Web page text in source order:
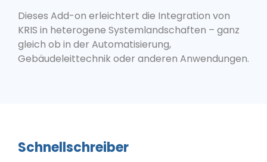
Dieses Add-on erleichtert die Integration von
KRIS in heterogene Systemlandschaften – ganz
gleich ob in der Automatisierung,
Gebäudeleittechnik oder anderen Anwendungen.
Schnellschreiber